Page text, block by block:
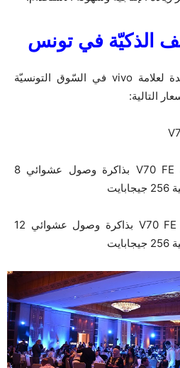
الذكيّة في تونس
ستتوفّر سلسلة V70 الجديدة لعلامة vivo في السّوق التونسيّة
دينار تونسيّ لنسخة V70 FE بذاكرة وصول عشوائي 8
دينار تونسيّ لنسخة V70 FE بذاكرة وصول عشوائي 12